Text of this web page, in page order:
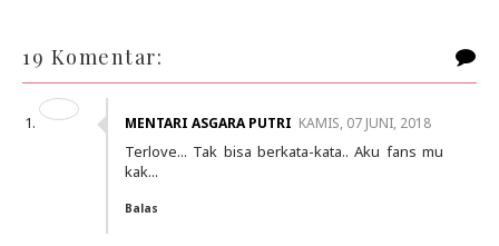
19 Komentar:
MENTARI ASGARA PUTRI KAMIS, 07 JUNI, 2018
Terlove... Tak bisa berkata-kata.. Aku fans mu
kak...
Balas